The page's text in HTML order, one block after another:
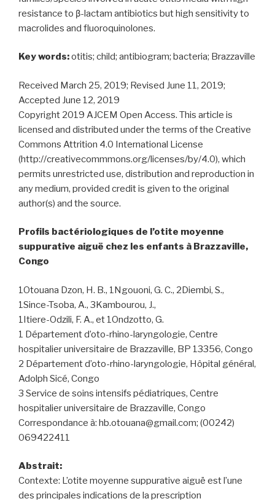
resistance to β-lactam antibiotics but high sensitivity to
macrolides and fluoroquinolones.
Key words:otitis; child; antibiogram; bacteria; Brazzaville
Received March 25, 2019; Revised June 11, 2019;
Accepted June 12, 2019
Copyright 2019 AJCEM Open Access. This article is
licensed and distributed under the terms of the Creative
Commons Attrition 4.0 International License
(http://creativecommmons.org/licenses/by/4.0), which
permits unrestricted use, distribution and reproduction in
any medium, provided credit is given to the original
author(s) and the source.
Profils bactériologiques de l’otite moyenne
suppurative aiguë chez les enfants à Brazzaville,
Congo
1Otouana Dzon, H. B., 1Ngouoni, G. C., 2Diembi, S.,
1Since-Tsoba, A., 3Kambourou, J.,
1Itiere-Odzili, F. A., et 1Ondzotto, G.
1 Département d’oto-rhino-laryngologie, Centre
hospitalier universitaire de Brazzaville, BP 13356, Congo
2 Département d’oto-rhino-laryngologie, Hôpital général,
Adolph Sicé, Congo
3 Service de soins intensifs pédiatriques, Centre
hospitalier universitaire de Brazzaville, Congo
Correspondance à: hb.otouana@gmail.com; (00242)
069422411
Abstrait:
Contexte: L’otite moyenne suppurative aiguë est l’une
des principales indications de la prescription